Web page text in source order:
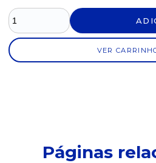
TEMPERO KNORR IDEAL PARA
TEMPERO KNORR IDEAL PARA
VER
Páginas